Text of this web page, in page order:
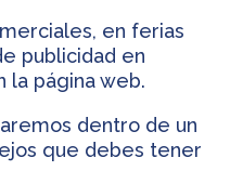
en ferias
publicidad en
la página web.
dentro de un
que debes tener